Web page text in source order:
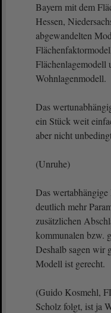
Bayern mit dem
Hessen,
abgewandelten
Flächenlagemodell
Wohnlagenmodell.
Das
ein Stück weit
aber nicht
(Unruhe)
Das
deutlich mehr
zusätzlichen
kommunalen bzw.
Deshalb sagen wir
Modell ist gerecht.
(Guido Kosmehl,
Scholz folgt, ist ja